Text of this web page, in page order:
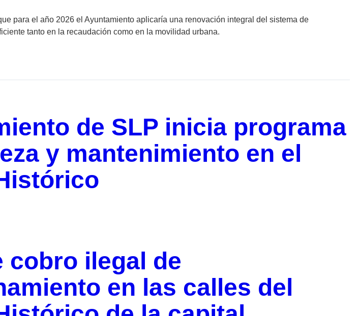
para el año 2026 el Ayuntamiento aplicaría una renovación integral del sistema de
tanto en la recaudación como en la movilidad urbana.
de SLP inicia programa
y mantenimiento en el
cobro ilegal de
en las calles del